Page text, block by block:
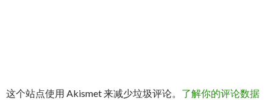
这个站点使用 Akismet 来减少垃圾评论。 了解你的评论数据